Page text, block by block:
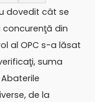
dovedit cât se
din
al OPC s-a lăsat
suma
de la